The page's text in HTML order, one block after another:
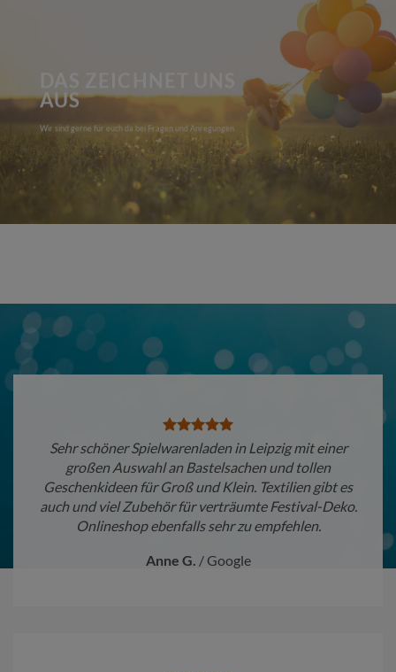
AUS
Wir sind gerne für euch da bei Fragen und Anregungen.
Sehr schöner Spielwarenladen in Leipzig mit einer
großen Auswahl an Bastelsachen und tollen
Geschenkideen für Groß und Klein. Textilien gibt es
auch und viel Zubehör für verträumte Festival-Deko.
Onlineshop ebenfalls sehr zu empfehlen.
Anne G. / Google